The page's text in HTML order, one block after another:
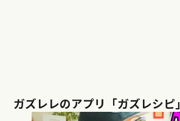
ガズレレのアプリ「ガズレシピ」